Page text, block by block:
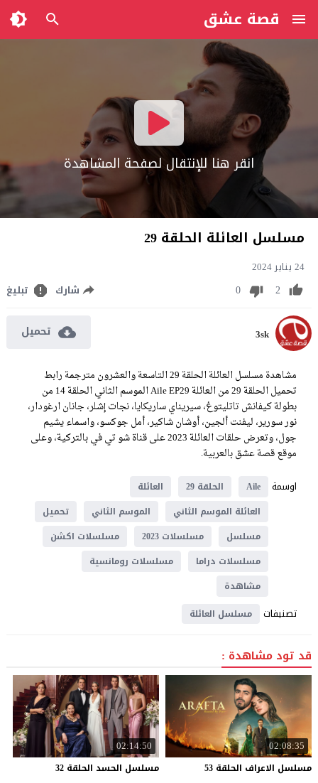
قصة عشق
انقر هنا للإنتقال لصفحة المشاهدة
مسلسل العائلة الحلقة 29
24 يناير 2024
2
0 شارك تبليغ
3sk تحميل
مشاهدة مسلسل العائلة الحلقة 29 التاسعة والعشرون مترجمة رابط
تحميل الحلقة 29 من العائلة Aile EP29 الموسم الثاني الحلقة 14 من
بطولة كيفانش تاتليتوغ، سيريناي ساريكايا، نجات إشلر، جانان ارغودار،
نور سورير، ليفنت ألجين، أوشان شاكير، أمل جوكسو، واسماء يشيم
جول، وتعرض حلقات العائلة 2023 على قناة شو تي في بالتركية، وعلى
موقع قصة عشق بالعربية.
اوسمة
Aile الحلقة 29
العائلة
العائلة الموسم الثاني
الموسم الثاني
تحميل
مسلسل
مسلسلات 2023
مسلسلات اكشن
مسلسلات دراما
مسلسلات رومانسية
مشاهدة
تصنيفات مسلسل العائلة
قد تود مشاهدة :
02:08:35
مسلسل الاعراف الحلقة 53
02:14:50
مسلسل الحسد الحلقة 32